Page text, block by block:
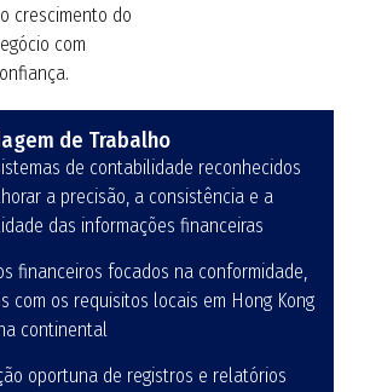
crescimento do
com
de Trabalho
de contabilidade reconhecidos
a precisão, a consistência e a
das informações financeiras
financeiros focados na conformidade,
com os requisitos locais em Hong Kong
continental
oportuna de registros e relatórios